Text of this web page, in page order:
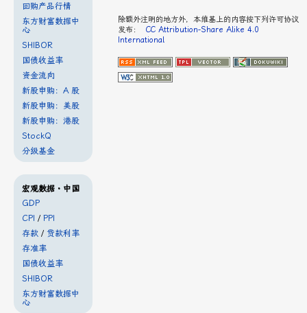
回购产品行情
东方财富数据中
心
SHIBOR
国债收益率
资金流向
新股申购：A 股
新股申购：美股
新股申购：港股
StockQ
分级基金
宏观数据・中国
GDP
CPI / PPI
存款 / 贷款利率
存准率
国债收益率
SHIBOR
东方财富数据中
心
除额外注明的地方外，本维基上的内容按下列许可协议
发布：
CC Attribution-Share Alike 4.0
International